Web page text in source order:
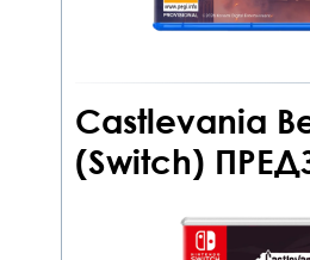
Castlevania
(Switch)